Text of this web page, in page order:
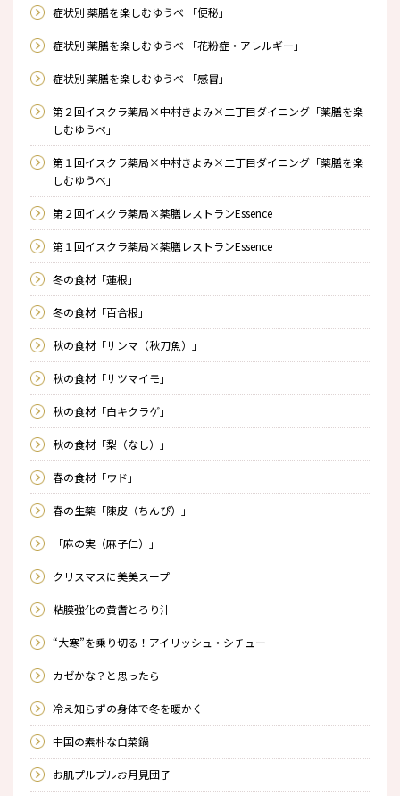
症状別 薬膳を楽しむゆうべ 「便秘」
症状別 薬膳を楽しむゆうべ 「花粉症・アレルギー」
症状別 薬膳を楽しむゆうべ 「感冒」
第２回イスクラ薬局×中村きよみ×二丁目ダイニング「薬膳を楽
しむゆうべ」
第１回イスクラ薬局×中村きよみ×二丁目ダイニング「薬膳を楽
しむゆうべ」
第２回イスクラ薬局×薬膳レストランEssence
第１回イスクラ薬局×薬膳レストランEssence
冬の食材「蓮根」
冬の食材「百合根」
秋の食材「サンマ（秋刀魚）」
秋の食材「サツマイモ」
秋の食材「白キクラゲ」
秋の食材「梨（なし）」
春の食材「ウド」
春の生薬「陳皮（ちんぴ）」
「麻の実（麻子仁）」
クリスマスに美美スープ
粘膜強化の黄耆とろり汁
“大寒”を乗り切る！アイリッシュ・シチュー
カゼかな？と思ったら
冷え知らずの身体で冬を暖かく
中国の素朴な白菜鍋
お肌プルプルお月見団子